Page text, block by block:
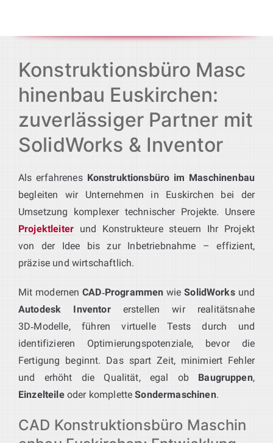
Konstruktionsbüro Masc
hinenbau Euskirchen:
zuverlässiger Partner mit
SolidWorks & Inventor
Als erfahrenes Konstruktionsbüro im Maschinenbau
begleiten wir Unternehmen in Euskirchen bei der
Umsetzung komplexer technischer Projekte. Unsere
Projektleiter und Konstrukteure steuern Ihr Projekt
von der Idee bis zur Inbetriebnahme – effizient,
präzise und wirtschaftlich.
Mit modernenCAD‑Programmen wieSolidWorksund
Autodesk Inventorerstellen wir realitätsnahe
3D‑Modelle, führen virtuelle Tests durch und
identifizieren Optimierungspotenziale, bevor die
Fertigung beginnt. Das spart Zeit, minimiert Fehler
und erhöht die Qualität, egal ob Baugruppen,
Einzelteileoder kompletteSondermaschinen.
CAD Konstruktionsbüro Maschin